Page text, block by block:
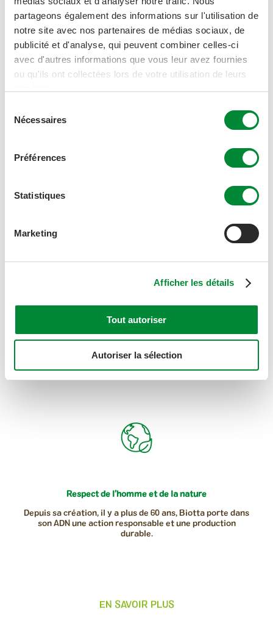
partageons également des informations sur l'utilisation de
notre site avec nos partenaires de médias sociaux, de
publicité et d'analyse, qui peuvent combiner celles-ci
avec d'autres informations que vous leur avez fournies
ou qu'ils ont collectées lors de votre utilisation de leurs
Nécessaires
Préférences
Statistiques
Marketing
Afficher les détails
Tout autoriser
Autoriser la sélection
Depuis notre premier jus, en 1957, nous ne produisons que
des jus biologiques. Mais depuis peu, nous produisons
également des jus Demeter avec des matières premières
100% naturel, sans additifs artificiels
Pour tous nos jus & smoothies, nous renonçons à tout
misons à 100% sur la nature.
Respect de l’homme et de la nature
Depuis sa création, il y a plus de 60 ans, Biotta porte dans
son ADN une action responsable et une production
durable.
EN SAVOIR PLUS